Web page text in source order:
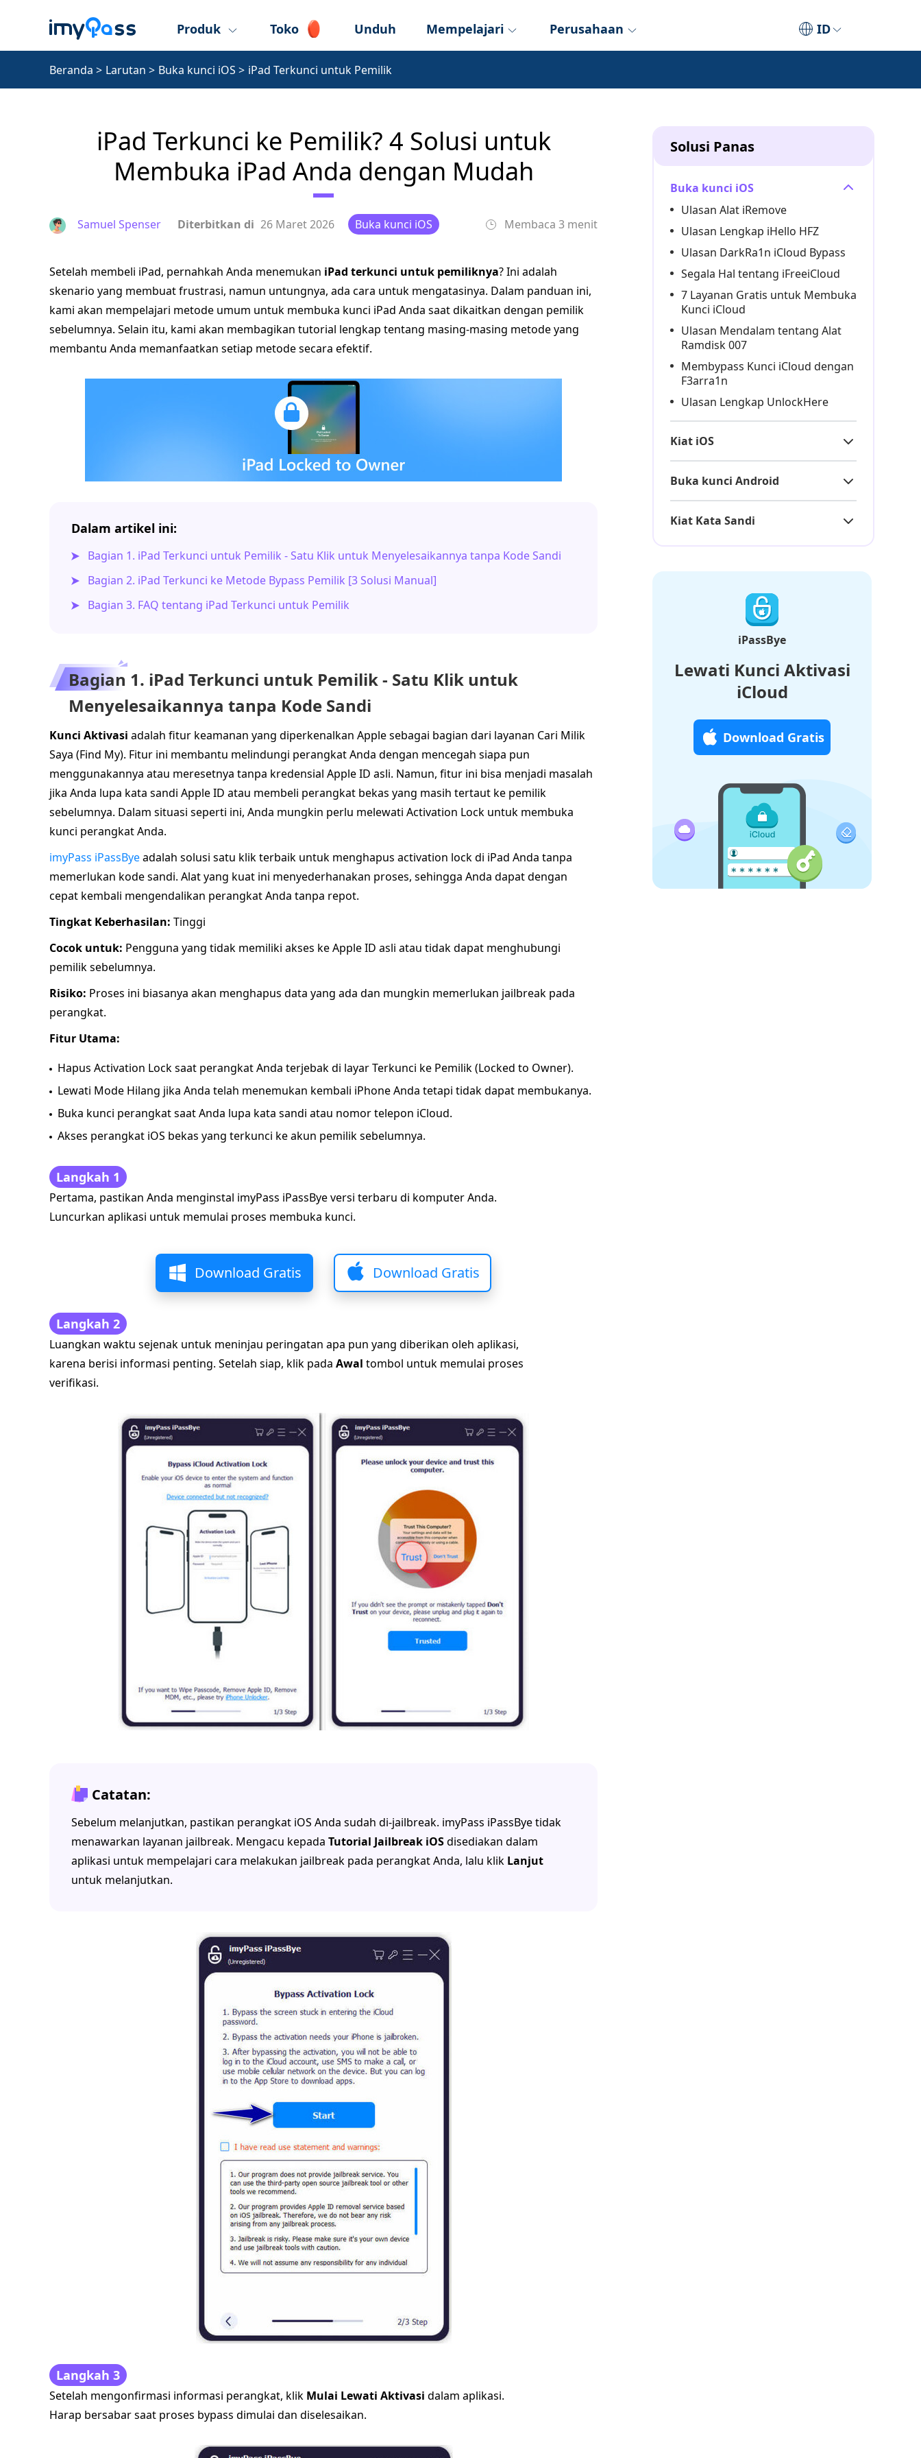
ID
Produk Toko Unduh Mempelajari Perusahaan
Beranda > Larutan > Buka kunci iOS > iPad Terkunci untuk Pemilik
iPad Terkunci ke Pemilik? 4 Solusi untuk
Membuka iPad Anda dengan Mudah
Samuel Spenser Diterbitkan di 26 Maret 2026 Buka kunci iOS Membaca 3 menit
Setelah membeli iPad, pernahkah Anda menemukan iPad terkunci untuk pemiliknya? Ini adalah
skenario yang membuat frustrasi, namun untungnya, ada cara untuk mengatasinya. Dalam panduan ini,
kami akan mempelajari metode umum untuk membuka kunci iPad Anda saat dikaitkan dengan pemilik
sebelumnya. Selain itu, kami akan membagikan tutorial lengkap tentang masing-masing metode yang
membantu Anda memanfaatkan setiap metode secara efektif.
Dalam artikel ini:
Bagian 1. iPad Terkunci untuk Pemilik - Satu Klik untuk Menyelesaikannya tanpa Kode Sandi
Bagian 2. iPad Terkunci ke Metode Bypass Pemilik [3 Solusi Manual]
Bagian 3. FAQ tentang iPad Terkunci untuk Pemilik
Bagian 1. iPad Terkunci untuk Pemilik - Satu Klik untuk
Menyelesaikannya tanpa Kode Sandi
Kunci Aktivasi adalah fitur keamanan yang diperkenalkan Apple sebagai bagian dari layanan Cari Milik
Saya (Find My). Fitur ini membantu melindungi perangkat Anda dengan mencegah siapa pun
menggunakannya atau meresetnya tanpa kredensial Apple ID asli. Namun, fitur ini bisa menjadi masalah
jika Anda lupa kata sandi Apple ID atau membeli perangkat bekas yang masih tertaut ke pemilik
sebelumnya. Dalam situasi seperti ini, Anda mungkin perlu melewati Activation Lock untuk membuka
kunci perangkat Anda.
imyPass iPassByeadalah solusi satu klik terbaik untuk menghapus activation lock di iPad Anda tanpa
memerlukan kode sandi. Alat yang kuat ini menyederhanakan proses, sehingga Anda dapat dengan
cepat kembali mengendalikan perangkat Anda tanpa repot.
Tingkat Keberhasilan: Tinggi
Cocok untuk: Pengguna yang tidak memiliki akses ke Apple ID asli atau tidak dapat menghubungi
pemilik sebelumnya.
Risiko: Proses ini biasanya akan menghapus data yang ada dan mungkin memerlukan jailbreak pada
perangkat.
Fitur Utama:
Hapus Activation Lock saat perangkat Anda terjebak di layar Terkunci ke Pemilik (Locked to Owner).
Lewati Mode Hilang jika Anda telah menemukan kembali iPhone Anda tetapi tidak dapat membukanya.
Buka kunci perangkat saat Anda lupa kata sandi atau nomor telepon iCloud.
Akses perangkat iOS bekas yang terkunci ke akun pemilik sebelumnya.
Langkah 1
Pertama, pastikan Anda menginstal imyPass iPassBye versi terbaru di komputer Anda.
Luncurkan aplikasi untuk memulai proses membuka kunci.
Download Gratis Download Gratis
Langkah 2
Luangkan waktu sejenak untuk meninjau peringatan apa pun yang diberikan oleh aplikasi,
karena berisi informasi penting. Setelah siap, klik pada Awal tombol untuk memulai proses
verifikasi.
Catatan:
Sebelum melanjutkan, pastikan perangkat iOS Anda sudah di-jailbreak. imyPass iPassBye tidak
menawarkan layanan jailbreak. Mengacu kepada Tutorial Jailbreak iOSdisediakan dalam
aplikasi untuk mempelajari cara melakukan jailbreak pada perangkat Anda, lalu klik Lanjut
untuk melanjutkan.
Langkah 3
Setelah mengonfirmasi informasi perangkat, klik Mulai Lewati Aktivasi dalam aplikasi.
Harap bersabar saat proses bypass dimulai dan diselesaikan.
Solusi Panas
Buka kunci iOS
Ulasan Alat iRemove
Ulasan Lengkap iHello HFZ
Ulasan DarkRa1n iCloud Bypass
Segala Hal tentang iFreeiCloud
7 Layanan Gratis untuk Membuka
Kunci iCloud
Ulasan Mendalam tentang Alat
Ramdisk 007
Membypass Kunci iCloud dengan
F3arra1n
Ulasan Lengkap UnlockHere
Kiat iOS
Buka kunci Android
Kiat Kata Sandi
iPassBye
Lewati Kunci Aktivasi
iCloud
Download Gratis